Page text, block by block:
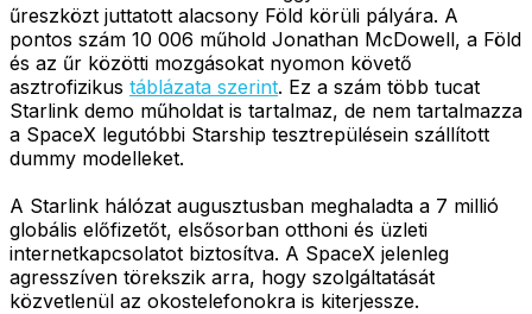
űreszközt juttatott alacsony Föld körüli pályára. A
pontos szám 10 006 műhold Jonathan McDowell, a Föld
és az űr közötti mozgásokat nyomon követő
asztrofizikus táblázata szerint. Ez a szám több tucat
Starlink demo műholdat is tartalmaz, de nem tartalmazza
a SpaceX legutóbbi Starship tesztrepülésein szállított
dummy modelleket.
A Starlink hálózat augusztusban meghaladta a 7 millió
globális előfizetőt, elsősorban otthoni és üzleti
internetkapcsolatot biztosítva. A SpaceX jelenleg
agresszíven törekszik arra, hogy szolgáltatását
közvetlenül az okostelefonokra is kiterjessze.